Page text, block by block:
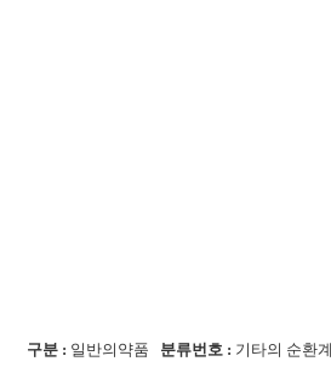
구분 : 일반의약품 분류번호 : 기타의 순환